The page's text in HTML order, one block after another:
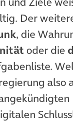
Der
, die
oder die
also